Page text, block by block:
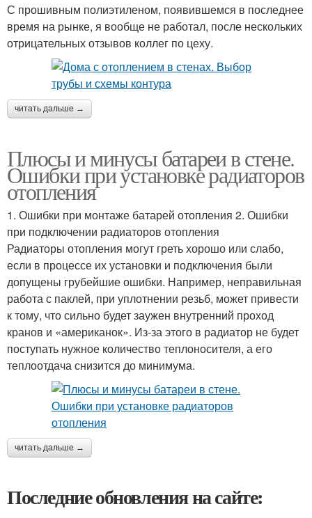
С прошивным полиэтиленом, появившемся в последнее
время на рынке, я вообще не работал, после нескольких
отрицательных отзывов коллег по цеху.
читать дальше →
Плюсы и минусы батареи в стене.
Ошибки при установке радиаторов
отопления
1. Ошибки при монтаже батарей отопления 2. Ошибки
при подключении радиаторов отопления
Радиаторы отопления могут греть хорошо или слабо,
если в процессе их установки и подключения были
допущены грубейшие ошибки. Например, неправильная
работа с паклей, при уплотнении резьб, может привести
к тому, что сильно будет заужен внутренний проход
кранов и «американок». Из-за этого в радиатор не будет
поступать нужное количество теплоносителя, а его
теплоотдача снизится до минимума.
читать дальше →
Последние обновления на сайте: